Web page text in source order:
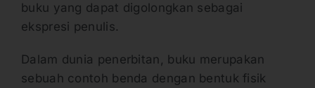
buku yang dapat digolongkan sebagai
ekspresi penulis.
Dalam dunia penerbitan, buku merupakan
sebuah contoh benda dengan bentuk fisik